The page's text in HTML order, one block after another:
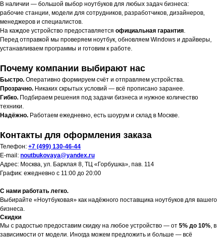
В наличии — большой выбор ноутбуков для любых задач бизнеса:
рабочие станции, модели для сотрудников, разработчиков, дизайнеров,
менеджеров и специалистов.
На каждое устройство предоставляется официальная гарантия.
Перед отправкой мы проверяем ноутбук, обновляем Windows и драйверы,
устанавливаем программы и готовим к работе.
Почему компании выбирают нас
Быстро. Оперативно формируем счёт и отправляем устройства.
Прозрачно. Никаких скрытых условий — всё прописано заранее.
Гибко. Подбираем решения под задачи бизнеса и нужное количество
техники.
Надёжно. Работаем ежедневно, есть шоурум и склад в Москве.
Контакты для оформления заказа
Телефон: +7 (499) 130-46-44
E-mail: noutbukovaya@yandex.ru
Адрес: Москва, ул. Барклая 8, ТЦ «Горбушка», пав. 114
График: ежедневно с 11:00 до 20:00
С нами работать легко.
Выбирайте «Ноутбуковая» как надёжного поставщика ноутбуков для вашего
бизнеса.
Скидки
Мы с радостью предоставим скидку на любое устройство — от 5% до 10%, в
зависимости от модели. Иногда можем предложить и больше — всё